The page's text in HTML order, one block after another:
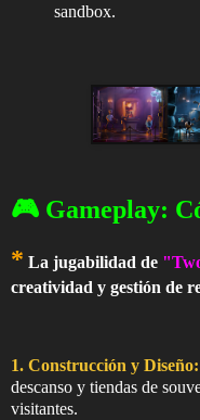
sandbox.
🎮 Gameplay:
* La jugabilidad de
creatividad y gestión de
1. Construcción y Diseño:
descanso y tiendas de
visitantes.